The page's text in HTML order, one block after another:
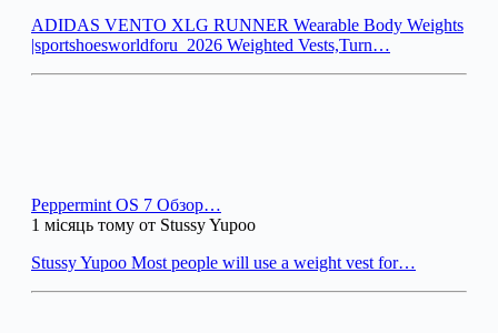
ADIDAS VENTO XLG RUNNER Wearable Body Weights
|sportshoesworldforu_2026 Weighted Vests,Turn…
Peppermint OS 7 Обзор…
1 місяць тому от Stussy Yupoo
Stussy Yupoo Most people will use a weight vest for…